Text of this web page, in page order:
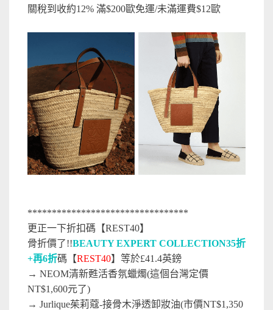
關稅到收約12% 滿$200歐免運/未滿運費$12歐
*********************************
更正一下折扣碼【REST40】
骨折價了!!BEAUTY EXPERT COLLECTION35折
+再6折碼【REST40】等於£41.4英鎊
→ NEOM清新甦活香氛蠟燭(這個台灣定價
NT$1,600元了)
→ Jurlique茱莉蔻-接骨木淨透卸妝油(市價NT$1,350